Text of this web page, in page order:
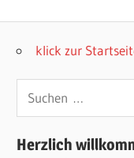
klick zur
Suchen
nach:
Herzlich